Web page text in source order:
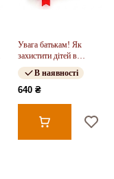
Увага батькам! Як
захистити дітей в
онлайн-просторі (у)
В наявності
640 ₴